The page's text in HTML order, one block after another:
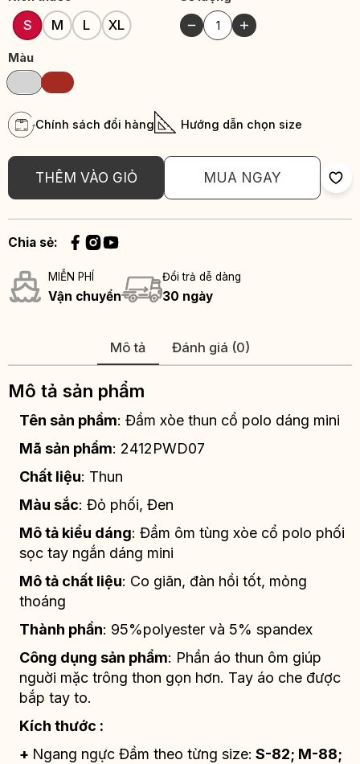
S M L XL
Màu
Chính sách đổi hàng Hướng dẫn chọn size
THÊM VÀO GIỎ MUA NGAY
Chia sẻ:
MIỄN PHÍ
Vận chuyển
Đổi trả dễ dàng
30 ngày
Mô tả Đánh giá (0)
Mô tả sản phẩm
Tên sản phầm: Đầm xòe thun cổ polo dáng mini
Mã sản phẩm: 2412PWD07
Chất liệu: Thun
Màu sắc: Đỏ phối, Đen
Mô tả kiểu dáng: Đầm ôm tùng xòe cổ polo phối
sọc tay ngắn dáng mini
Mô tả chất liệu: Co giãn, đàn hồi tốt, mỏng
thoáng
Thành phần: 95%polyester và 5% spandex
Công dụng sản phẩm: Phần áo thun ôm giúp
nguời mặc trông thon gọn hơn. Tay áo che được
bắp tay to.
Kích thước :
+ Ngang ngực Đầm theo từng size: S-82; M-88;